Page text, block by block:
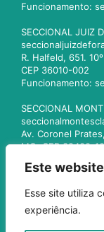
Este
Esse site utiliza
experiência.
Funcionamento:
SECCIONAL JUIZ
R. Halfeld, 651.
CEP 36010-002
Funcionamento:
SECCIONAL
Av. Coronel
MG. CEP 39400-
Av. Afonso Pena,